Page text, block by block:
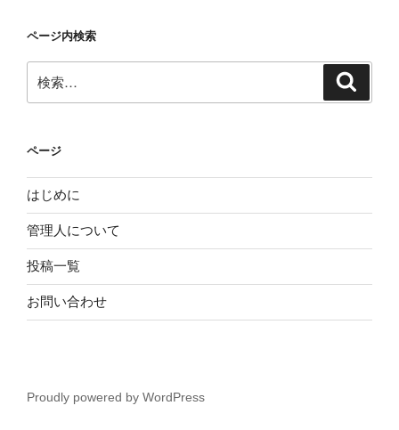
ページ内検索
索:
ページ
はじめに
管理人について
投稿一覧
お問い合わせ
Proudly powered by WordPress